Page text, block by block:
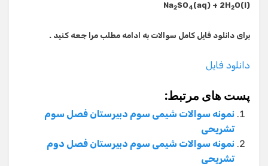
Na2SO4(aq) + 2H2O(l)
برای دانلود فایل کامل سوالات به ادامه مطلب مرا جعه کنید .
دانلود فایل
پست های مرتبط:
نمونه سوالات شیمی سوم دبیرستان فصل سوم
تشریحی
نمونه سوالات شیمی سوم دبیرستان فصل دوم
تشریحی